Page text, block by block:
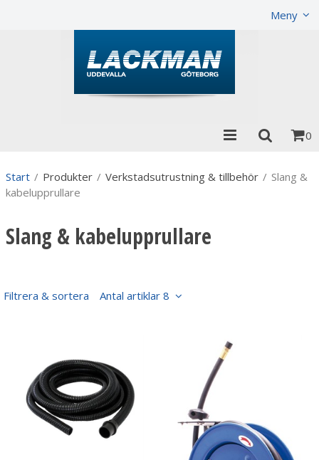
Meny
0
Start / Produkter / Verkstadsutrustning & tillbehör / Slang &
kabelupprullare
Slang & kabelupprullare
Filtrera & sortera Antal artiklar 8